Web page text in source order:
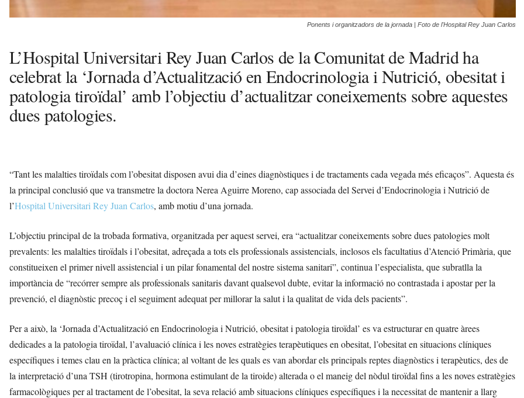
Ponents i organitzadors de la jornada | Foto de l'Hospital Rey Juan Carlos
L’Hospital Universitari Rey Juan Carlos de la Comunitat de Madrid ha
celebrat la ‘Jornada d’Actualització en Endocrinologia i Nutrició, obesitat i
patologia tiroïdal’ amb l’objectiu d’actualitzar coneixements sobre aquestes
dues patologies.
“Tant les malalties tiroïdals com l’obesitat disposen avui dia d’eines diagnòstiques i de tractaments cada vegada més eficaços”. Aquesta és
la principal conclusió que va transmetre la doctora Nerea Aguirre Moreno, cap associada del Servei d’Endocrinologia i Nutrició de
l’Hospital Universitari Rey Juan Carlos, amb motiu d’una jornada.
L’objectiu principal de la trobada formativa, organitzada per aquest servei, era “actualitzar coneixements sobre dues patologies molt
prevalents: les malalties tiroïdals i l’obesitat, adreçada a tots els professionals assistencials, inclosos els facultatius d’Atenció Primària, que
constitueixen el primer nivell assistencial i un pilar fonamental del nostre sistema sanitari”, continua l’especialista, que subratlla la
importància de “recórrer sempre als professionals sanitaris davant qualsevol dubte, evitar la informació no contrastada i apostar per la
prevenció, el diagnòstic precoç i el seguiment adequat per millorar la salut i la qualitat de vida dels pacients”.
Per a això, la ‘Jornada d’Actualització en Endocrinologia i Nutrició, obesitat i patologia tiroïdal’ es va estructurar en quatre àrees
dedicades a la patologia tiroïdal, l’avaluació clínica i les noves estratègies terapèutiques en obesitat, l’obesitat en situacions clíniques
específiques i temes clau en la pràctica clínica; al voltant de les quals es van abordar els principals reptes diagnòstics i terapèutics, des de
la interpretació d’una TSH (tirotropina, hormona estimulant de la tiroide) alterada o el maneig del nòdul tiroïdal fins a les noves estratègies
farmacològiques per al tractament de l’obesitat, la seva relació amb situacions clíniques específiques i la necessitat de mantenir a llarg